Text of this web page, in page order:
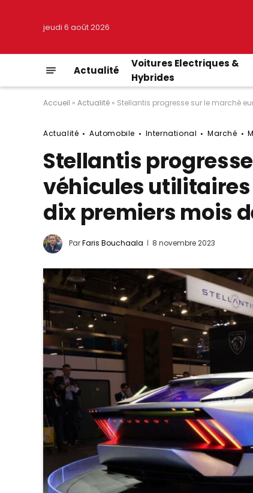
jeudi 6 août 2026
Actualité
Voitures Electriques &
Hybrides
Accueil » Actualité » Stellantis progresse sur le marché
Actualité Automobile International Marché
Stellantis
véhicules
dix premiers mois
ParFaris Bouchaala 8 novembre 2023